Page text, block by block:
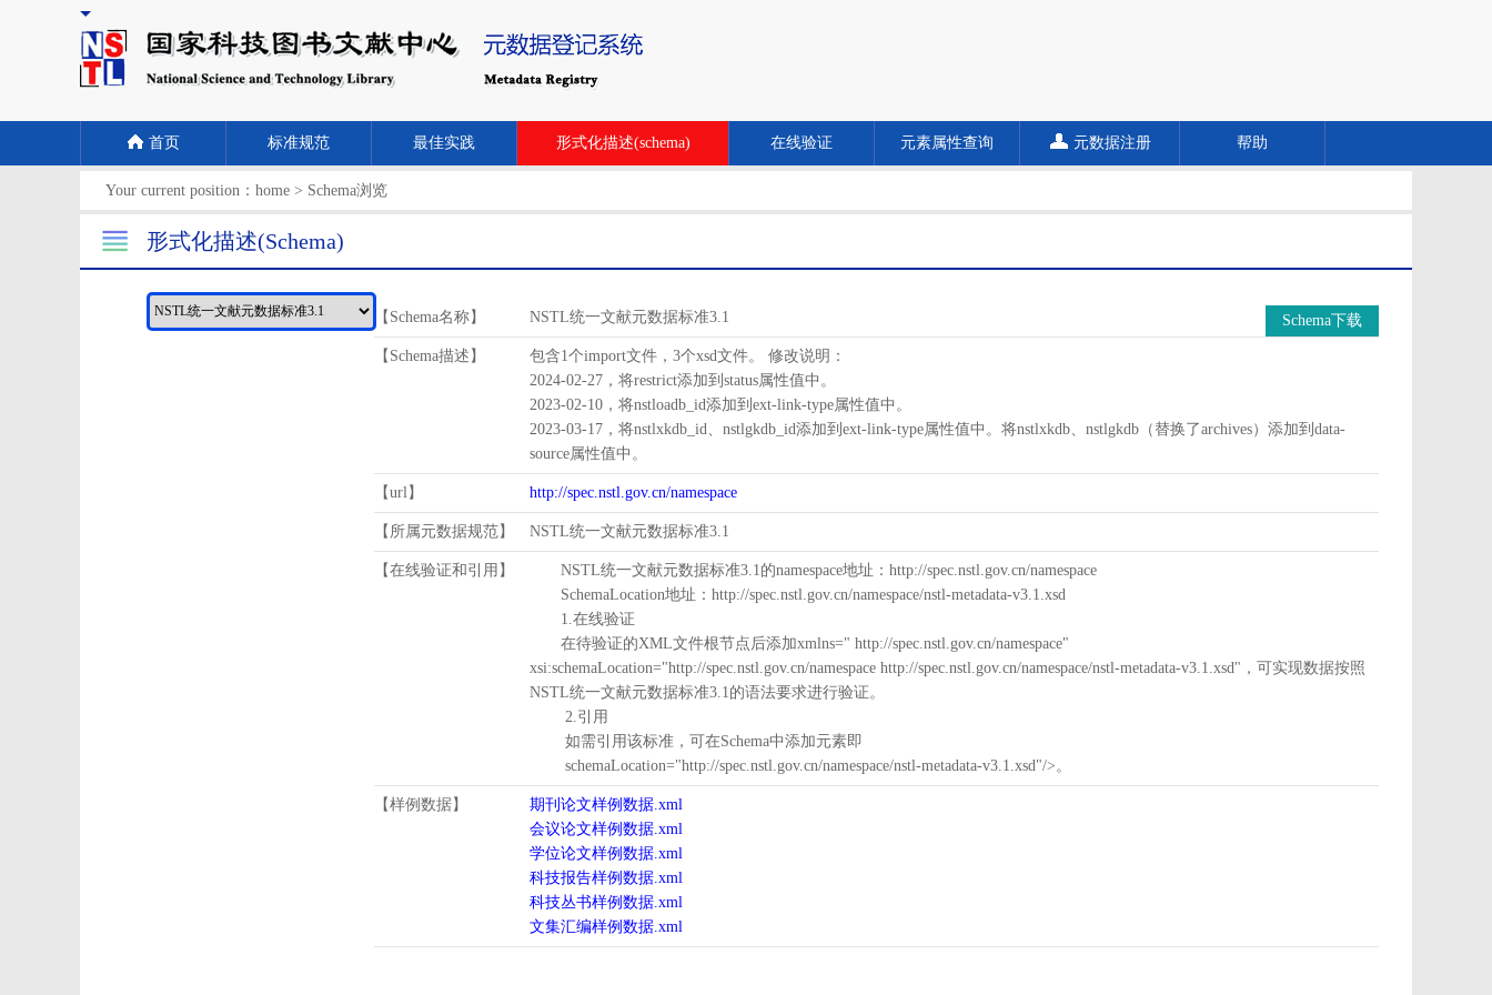
首页 标准规范 最佳实践 形式化描述(schema) 在线验证 元素属性查询 元数据注册 帮助
Your current position： home > Schema浏览
形式化描述(Schema)
【Schema名称】 NSTL统一文献元数据标准3.1 Schema下载
【Schema描述】
包含1个import文件，3个xsd文件。 修改说明：
2024-02-27，将restrict添加到status属性值中。
2023-02-10，将nstloadb_id添加到ext-link-type属性值中。
2023-03-17，将nstlxkdb_id、nstlgkdb_id添加到ext-link-type属性值中。将nstlxkdb、nstlgkdb（替换了archives）添加到data-
source属性值中。
【url】 http://spec.nstl.gov.cn/namespace
【所属元数据规范】 NSTL统一文献元数据标准3.1
【在线验证和引用】
NSTL统一文献元数据标准3.1的namespace地址：http://spec.nstl.gov.cn/namespace
SchemaLocation地址：http://spec.nstl.gov.cn/namespace/nstl-metadata-v3.1.xsd
1.在线验证
在待验证的XML文件根节点后添加xmlns=" http://spec.nstl.gov.cn/namespace"
xsi:schemaLocation="http://spec.nstl.gov.cn/namespace http://spec.nstl.gov.cn/namespace/nstl-metadata-v3.1.xsd"，可实现数据按照
NSTL统一文献元数据标准3.1的语法要求进行验证。
2.引用
如需引用该标准，可在Schema中添加元素即
schemaLocation="http://spec.nstl.gov.cn/namespace/nstl-metadata-v3.1.xsd"/>。
【样例数据】
期刊论文样例数据.xml
会议论文样例数据.xml
学位论文样例数据.xml
科技报告样例数据.xml
科技丛书样例数据.xml
文集汇编样例数据.xml